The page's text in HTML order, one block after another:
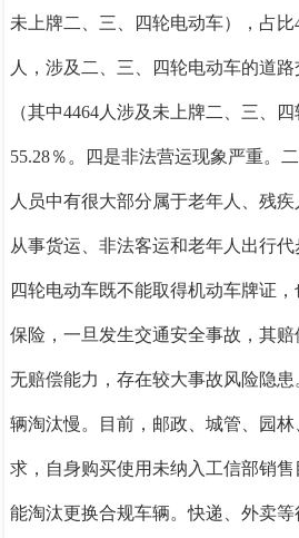
未上牌二、三、四轮电动车），占比
人，涉及 二、三、四轮电动车的道
（其中4464人涉及未上牌二、三、四
55.28％。 四是非法营运现象严重。
人员中有很大部分属于老年人、残
从事货运、非法客运和老年人出行代
四轮电动车既不能取得机动车牌证
保险，一旦发生交通安全事故，其
无赔偿能力，存在较大事故风险隐患
辆淘汰慢。 目前，邮政、城管、园
求，自身购买使用 未纳入工信部销
能淘汰更换合规车辆。快递、外卖